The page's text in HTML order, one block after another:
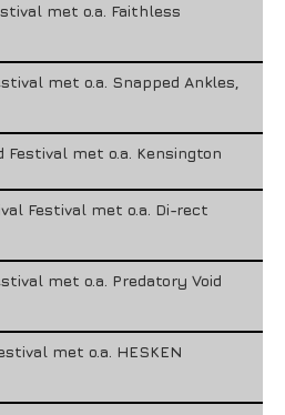
met o.a. Faithless
met o.a. Snapped Ankles,
Festival met o.a. Kensington
Festival met o.a. Di-rect
met o.a. Predatory Void
met o.a. HESKEN